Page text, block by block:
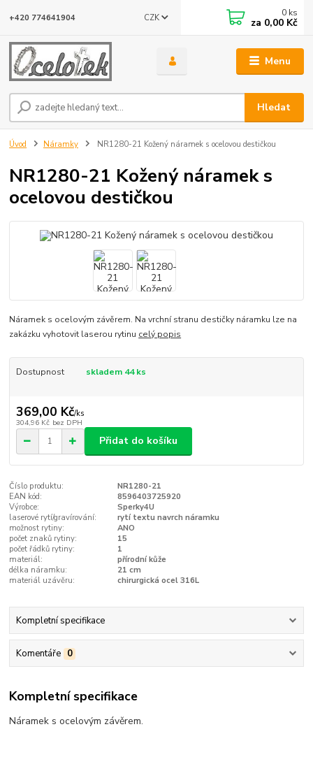
Menu
CZK
Hledat
+420 774641904 0 ks
za 0,00 Kč
Úvod Náramky NR1280-21 Kožený náramek s ocelovou destičkou
NR1280-21 Kožený náramek s
ocelovou destičkou
Náramek s ocelovým závěrem. Na vrchní stranu destičky náramku lze na
zakázku vyhotovit laserou rytinu celý popis
Dostupnost skladem 44 ks
369,00 Kč/ks
304,96 Kč bez DPH
Přidat do košíku
Číslo produktu:
NR1280-21
EAN kód:
8596403725920
Výrobce:
Sperky4U
laserové rytí/gravírování:
rytí textu navrch náramku
možnost rytiny:
ANO
počet znaků rytiny:
15
počet řádků rytiny:
1
materiál:
přírodní kůže
délka náramku:
21 cm
materiál uzávěru:
chirurgická ocel 316L
Kompletní specifikace
Komentáře 0
Kompletní specifikace
Náramek s ocelovým závěrem.